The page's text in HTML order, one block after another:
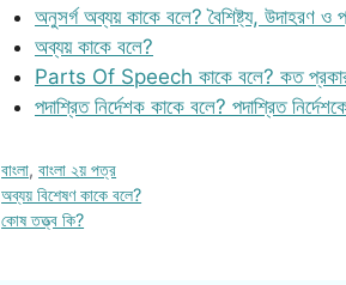
অনুসর্গ অব্যয় কাকে বলে? বৈশিষ্ট্য, উদাহরণ ও
অব্যয় কাকে বলে?
Parts Of Speech কাকে বলে? কত
পদাশ্রিত নির্দেশক কাকে বলে? পদাশ্রিত
Categories
বাংলা,বাংলা ২য় পত্র
অব্যয় বিশেষণ কাকে বলে?
কোষ তত্ত্ব কি?